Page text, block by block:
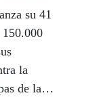
su 41
la
de la